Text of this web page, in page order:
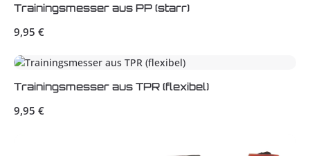
Trainingsmesser aus PP (starr)
Regulärer Preis:
9,95 €
Trainingsmesser aus TPR (flexibel)
Regulärer Preis:
9,95 €